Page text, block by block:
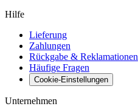
Hilfe
Lieferung
Zahlungen
Rückgabe & Reklamationen
Häufige Fragen
Cookie-Einstellungen
Unternehmen